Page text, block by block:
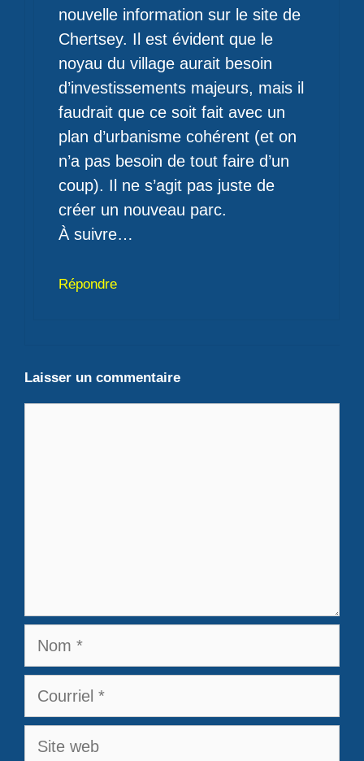
nouvelle information sur le site de
Chertsey. Il est évident que le
noyau du village aurait besoin
d’investissements majeurs, mais il
faudrait que ce soit fait avec un
plan d’urbanisme cohérent (et on
n’a pas besoin de tout faire d’un
coup). Il ne s’agit pas juste de
créer un nouveau parc.
À suivre…
Répondre
Laisser un commentaire
Nom
Courriel
Site